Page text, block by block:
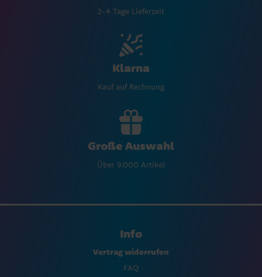
2-4 Tage Lieferzeit
Klarna
Kauf auf Rechnung
Große Auswahl
Über 9.000 Artikel
Info
Vertrag widerrufen
FAQ